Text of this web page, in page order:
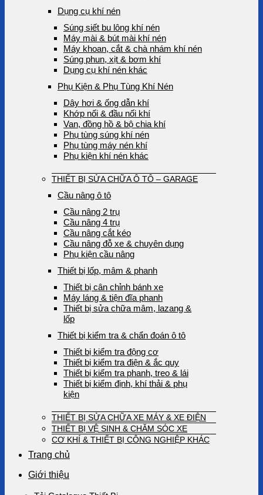
Dụng cụ khí nén
Súng siết bu lông khí nén
Máy mài & bút mài khí nén
Máy khoan, cắt & chà nhám khí nén
Súng phun, xịt & bơm khí
Dụng cụ khí nén khác
Phụ Kiện & Phụ Tùng Khí Nén
Dây hơi & ống dẫn khí
Khớp nối & đầu nối khí
Van, đồng hồ & bộ chia khí
Phụ tùng súng khí nén
Phụ tùng máy nén khí
Phụ kiện khí nén khác
THIẾT BỊ SỬA CHỮA Ô TÔ – GARAGE
Cầu nâng ô tô
Cầu nâng 2 trụ
Cầu nâng 4 trụ
Cầu nâng cắt kéo
Cầu nâng đỗ xe & chuyên dụng
Phụ kiện cầu nâng
Thiết bị lốp, mâm & phanh
Thiết bị cân chỉnh bánh xe
Máy láng & tiện đĩa phanh
Thiết bị sửa chữa mâm, lazang &
lốp
Thiết bị kiểm tra & chẩn đoán ô tô
Thiết bị kiểm tra động cơ
Thiết bị kiểm tra điện & ắc quy
Thiết bị kiểm tra phanh, treo & lái
Thiết bị kiểm định, khí thải & phụ
kiện
THIẾT BỊ SỬA CHỮA XE MÁY & XE ĐIỆN
THIẾT BỊ VỆ SINH & CHĂM SÓC XE
CƠ KHÍ & THIẾT BỊ CÔNG NGHIỆP KHÁC
Trang chủ
Giới thiệu